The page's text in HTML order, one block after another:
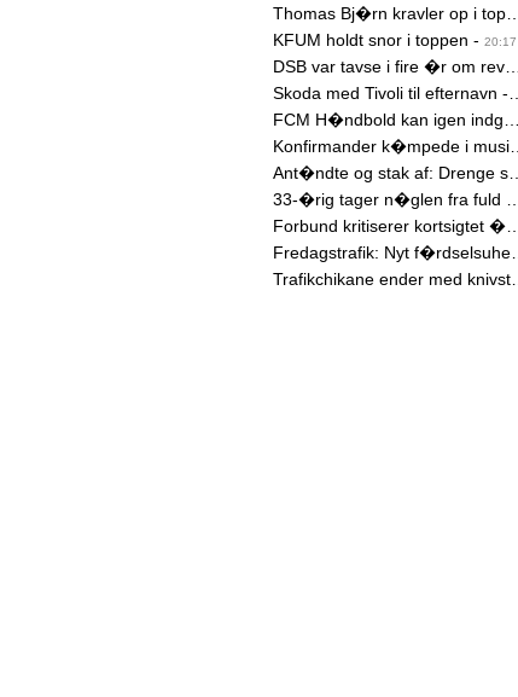
KFUM holdt snor i toppen - 20:17
Skoda med Tivoli til efternavn -
1